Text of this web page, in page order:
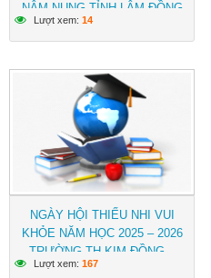
NÂM NUNG TỈNH LÂM ĐỒNG
Lượt xem: 14
NGÀY HỘI THIẾU NHI VUI
KHỎE NĂM HỌC 2025 – 2026
TRƯỜNG TH KIM ĐỒNG –
NÂM NUNG – LÂM ĐỒNG
Lượt xem: 167